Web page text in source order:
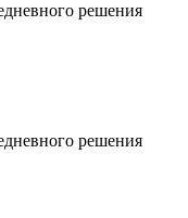
решения
решения